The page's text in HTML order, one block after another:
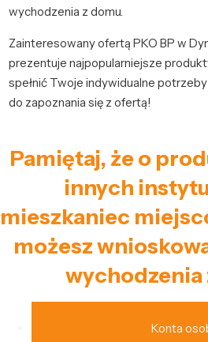
wychodzenia z domu.
Zainteresowany ofertą PKO BP w
prezentuje najpopularniejsze
spełnić Twoje indywidualne
do zapoznania się z ofertą!
Pamiętaj, że o
innych
mieszkaniec
możesz
wychodzenia
Konta